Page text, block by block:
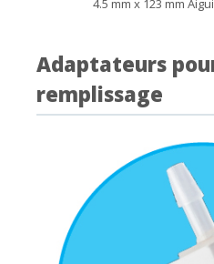
4.5 mm x 123 mm
Adaptateurs
remplissage